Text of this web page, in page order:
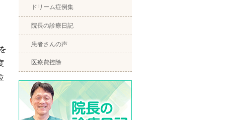
ドリーム症例集
院長の診療日記
患者さんの声
医療費控除